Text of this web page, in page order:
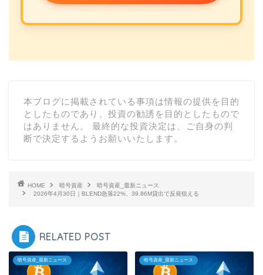
本ブログに掲載されている事項は情報の提供を目的
としたものであり、投資の勧誘を目的としたもので
はありません。 最終的な投資決定は、ご自身の判
断で決定するようお願いいたします。
HOME 暗号資産
暗号資産_最新ニュース
2026年4月30日｜BLEND急落22%、39.86M貸出で反発狙える
RELATED POST
暗号資産_最新ニュース 暗号資産_最新ニュース